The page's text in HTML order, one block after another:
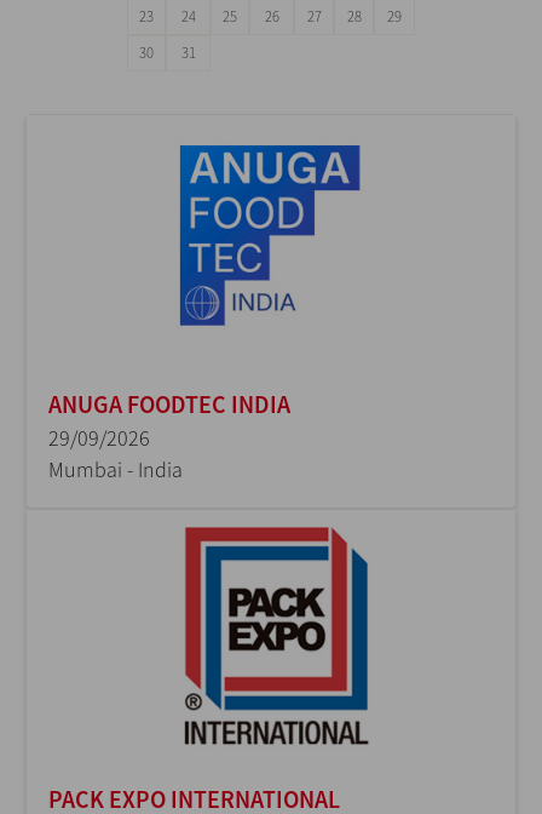
23
24 25 26 27 28
29
30
31
ANUGA FOODTEC INDIA
29/09/2026
Mumbai - India
PACK EXPO INTERNATIONAL